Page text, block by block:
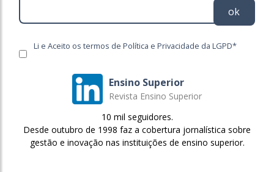
ok
Li e Aceito os termos de Política e Privacidade da LGPD*
Ensino Superior
Revista Ensino Superior
10 mil seguidores.
Desde outubro de 1998 faz a cobertura jornalística sobre
gestão e inovação nas instituições de ensino superior.